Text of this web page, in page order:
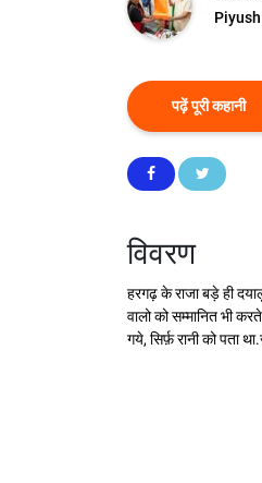
Piyush
पढ़ें पूरी कहानी
विवरण
हरगढ़ के राजा बड़े ही
वालो को सम्मानित भी
गये, सिर्फ़ रानी को पता